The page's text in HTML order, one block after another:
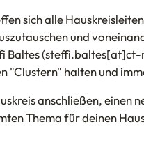
sich alle
und
Baltes(steffi.baltes[at]ct-
"Clustern" halten und
anschließen,
Thema für deinen